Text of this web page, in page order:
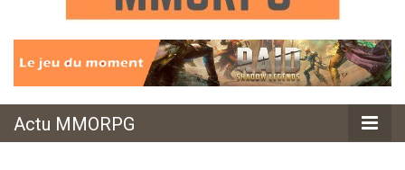
Actu
MMORPG
Actu MMORPG